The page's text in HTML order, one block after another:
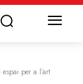
per a l’art